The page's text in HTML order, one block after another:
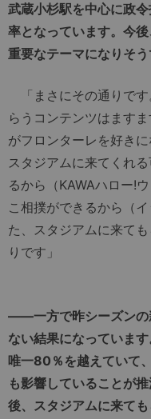
武蔵小杉駅を中心に政
率となっています。今
重要なテーマになりそう
「まさにその通りです
らうコンテンツはます
がフロンターレを好き
スタジアムに来てくれ
るから（KAWAハロー!
こ相撲ができるから（
た、スタジアムに来て
りです」
――一方で昨シーズンの
ない結果になっていま
唯一80％を越えていて
も影響していることが
後、スタジアムに来て